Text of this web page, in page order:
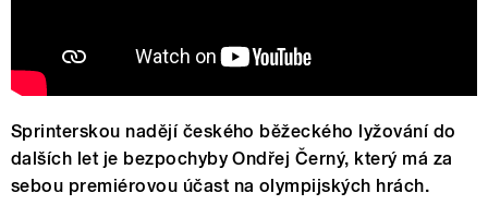
Sprinterskou nadějí českého běžeckého lyžování do
dalších let je bezpochyby Ondřej Černý, který má za
sebou premiérovou účast na olympijských hrách.